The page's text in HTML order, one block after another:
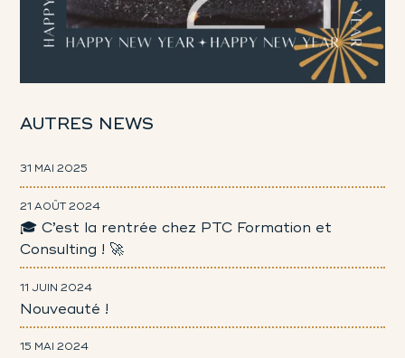
AUTRES NEWS
31 MAI 2025
21 AOÛT 2024
🎓 C’est la rentrée chez PTC Formation et
Consulting ! 🚀
11 JUIN 2024
Nouveauté !
15 MAI 2024